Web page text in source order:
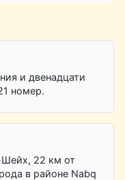
и двенадцати
номер.
22 км от
в районе Nabq